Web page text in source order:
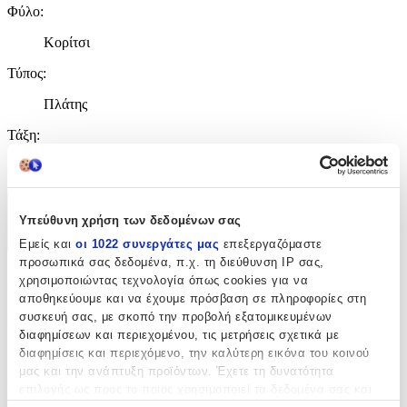
Υπεύθυνη χρήση των δεδομένων σας
Εμείς και οι 1022 συνεργάτες μας επεξεργαζόμαστε
προσωπικά σας δεδομένα, π.χ. τη διεύθυνση IP σας,
χρησιμοποιώντας τεχνολογία όπως cookies για να
αποθηκεύουμε και να έχουμε πρόσβαση σε πληροφορίες στη
συσκευή σας, με σκοπό την προβολή εξατομικευμένων
διαφημίσεων και περιεχομένου, τις μετρήσεις σχετικά με
διαφημίσεις και περιεχόμενο, την καλύτερη εικόνα του κοινού
μας και την ανάπτυξη προϊόντων. Έχετε τη δυνατότητα
Φύλο:
Κορίτσι
Τύπος:
Πλάτης
Τάξη:
Χαρακτηριστικά
+
Χαρακτηριστικά
Κατασκευαστής :
Difuzed